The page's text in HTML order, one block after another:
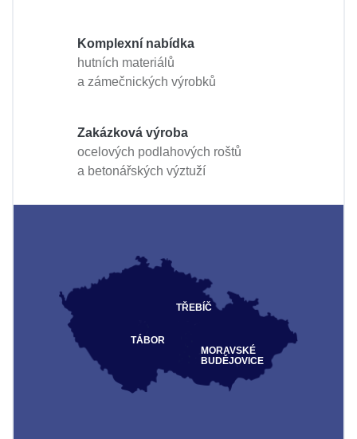
Komplexní nabídka
hutních materiálů
a zámečnických výrobků
Zakázková výroba
ocelových podlahových roštů
a betonářských výztuží
MORAVSKÉ
BUDĚJOVICE
TÁBOR
TŘEBÍČ